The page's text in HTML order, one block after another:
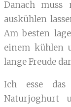
Danach
auskühlen
Am besten
einem kühlen
lange Freude
Ich esse das
Naturjoghurt